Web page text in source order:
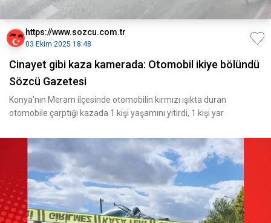
https://www.sozcu.com.tr
03 Ekim 2025 18:48
Cinayet gibi kaza kamerada: Otomobil ikiye bölündü
Sözcü Gazetesi
Konya'nın Meram ilçesinde otomobilin kırmızı ışıkta duran
otomobile çarptığı kazada 1 kişi yaşamını yitirdi, 1 kişi yar